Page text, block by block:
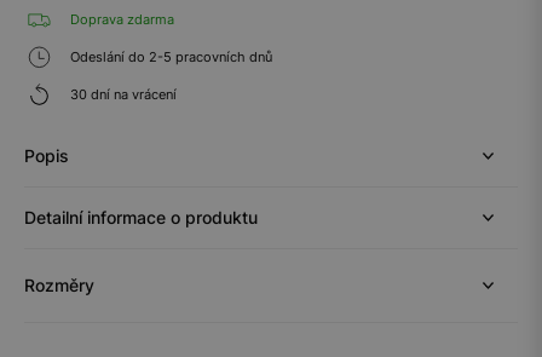
Doprava zdarma
Odeslání do 2-5 pracovních dnů
30 dní na vrácení
Popis
Detailní informace o produktu
Rozměry